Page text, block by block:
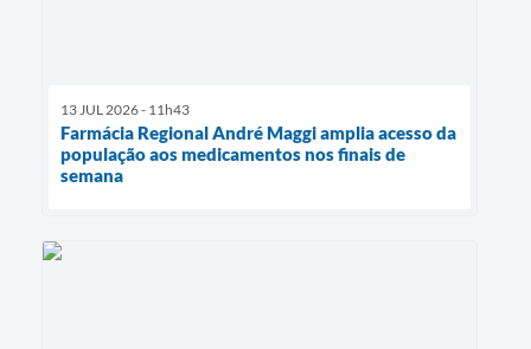
13 JUL 2026 - 11h43
Farmácia Regional André Maggi amplia acesso da
população aos medicamentos nos finais de
semana